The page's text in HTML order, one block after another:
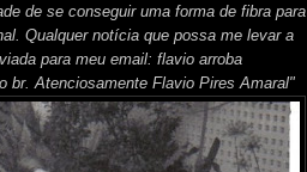
de se conseguir uma forma de fibra para
Qualquer notícia que possa me levar a
para meu email: flavio arroba
br. Atenciosamente Flavio Pires Amaral"